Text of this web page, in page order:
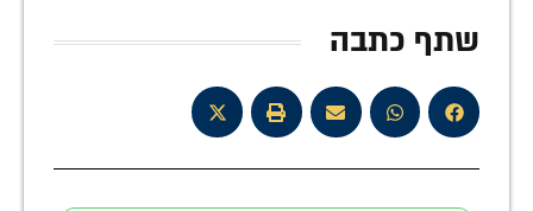
שתף כתבה